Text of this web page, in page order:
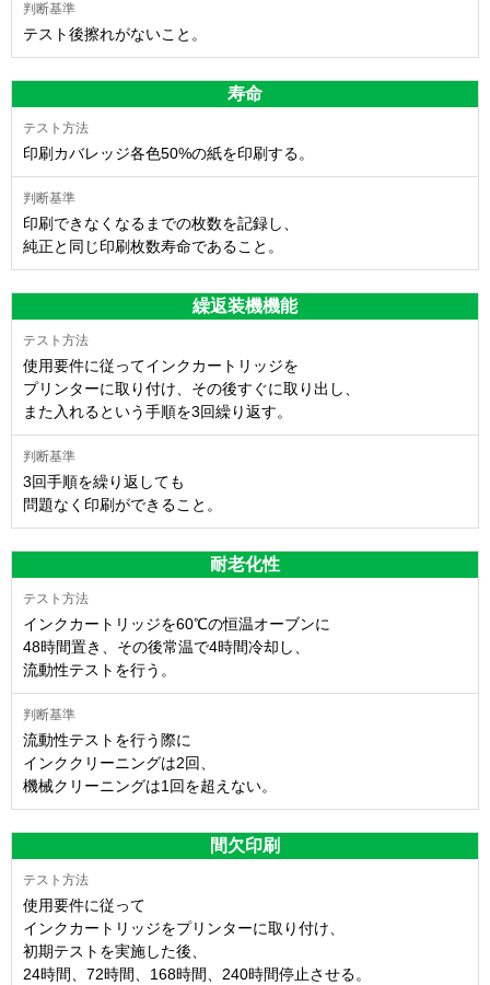
テスト後擦れがないこと。
寿命
印刷カバレッジ各色50%の紙を印刷する。
印刷できなくなるまでの枚数を記録し、
純正と同じ印刷枚数寿命であること。
繰返装機機能
使用要件に従ってインクカートリッジを
プリンターに取り付け、その後すぐに取り出し、
また入れるという手順を3回繰り返す。
3回手順を繰り返しても
問題なく印刷ができること。
耐老化性
インクカートリッジを60℃の恒温オーブンに
48時間置き、その後常温で4時間冷却し、
流動性テストを行う。
流動性テストを行う際に
インククリーニングは2回、
機械クリーニングは1回を超えない。
間欠印刷
使用要件に従って
インクカートリッジをプリンターに取り付け、
初期テストを実施した後、
24時間、72時間、168時間、240時間停止させる。